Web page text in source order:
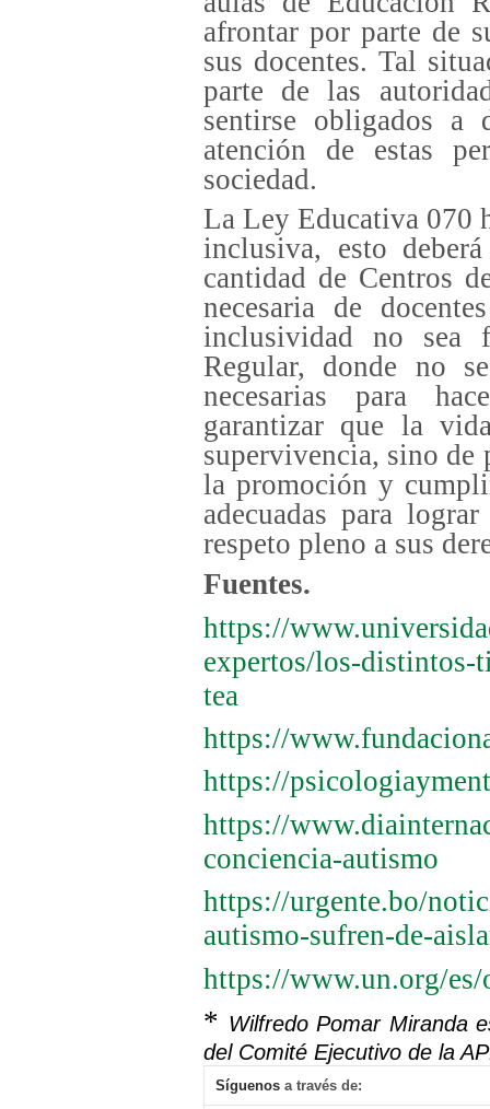
afrontar por parte de
sus docentes. Tal
parte de las
sentirse obligados a
atención de estas
sociedad.
La Ley Educativa 070
inclusiva, esto
cantidad de Centros
necesaria de
inclusividad no sea
Regular, donde no
necesarias para
garantizar que la
supervivencia, sino de
la promoción y
adecuadas para
respeto pleno a sus
Fuentes.
https://
expertos/los-distintos-
tea
https://
https://
https://
conciencia-autismo
https://urgente.bo/
autismo-sufren-de-
https://www.un.org/es/
* Wilfredo Pomar Miranda
del Comité Ejecutivo de la
Síguenos a través de: